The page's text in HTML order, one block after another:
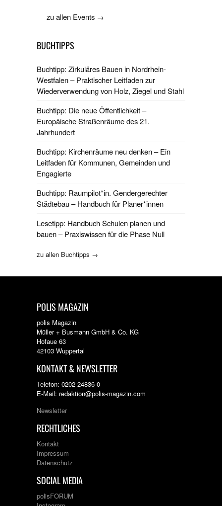
zu allen Events →
BUCHTIPPS
Buchtipp: Zirkuläres Bauen in Nordrhein-
Westfalen – Praktischer Leitfaden zur
Wiederverwendung von Holz, Ziegel und Stahl
Buchtipp: Die neue Öffentlichkeit –
Europäische Straßenräume des 21.
Jahrhundert
Buchtipp: Kirchenräume neu denken – Ein
Leitfaden für Kommunen, Gemeinden und
Engagierte
Buchtipp: Raumpilot*in. Gendergerechter
Städtebau – Handbuch für Planer*innen
Lesetipp: Handbuch Schulen planen und
bauen – Praxiswissen für die Phase Null
zu allen Buchtipps →
POLIS MAGAZIN
polis Magazin
Müller + Busmann GmbH & Co. KG
Hofaue 63
42103 Wuppertal
KONTAKT & NEWSLETTER
Telefon: 0202 24836-0
E-Mail: redaktion@polis-magazin.com
Newsletter
RECHTLICHES
Kontakt
Impressum
Datenschutz
SOCIAL MEDIA
polisFORUM